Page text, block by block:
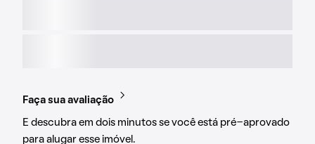
Faça sua avaliação
E descubra em dois minutos se você está pré-aprovado
para alugar esse imóvel.